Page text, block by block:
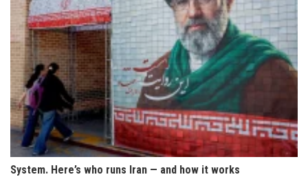
System. Here’s who runs Iran — and how it works